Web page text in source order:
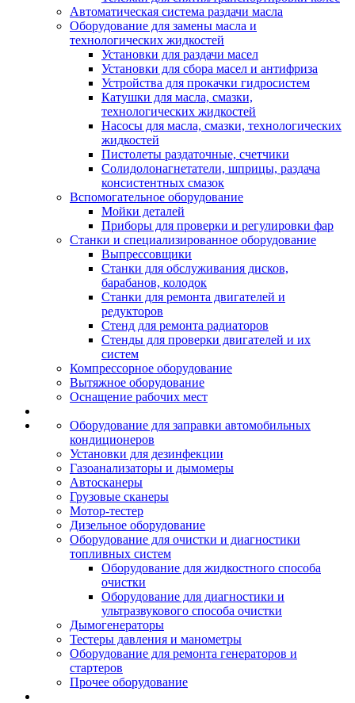
Автоматическая система раздачи масла
Оборудование для замены масла и
технологических жидкостей
Установки для раздачи масел
Установки для сбора масел и антифриза
Устройства для прокачки гидросистем
Катушки для масла, смазки,
технологических жидкостей
Насосы для масла, смазки, технологических
жидкостей
Пистолеты раздаточные, счетчики
Солидолонагнетатели, шприцы, раздача
консистентных смазок
Вспомогательное оборудование
Мойки деталей
Приборы для проверки и регулировки фар
Станки и специализированное оборудование
Выпрессовщики
Станки для обслуживания дисков,
барабанов, колодок
Станки для ремонта двигателей и
редукторов
Стенд для ремонта радиаторов
Стенды для проверки двигателей и их
систем
Компрессорное оборудование
Вытяжное оборудование
Оснащение рабочих мест
Оборудование для заправки автомобильных
кондиционеров
Установки для дезинфекции
Газоанализаторы и дымомеры
Автосканеры
Грузовые сканеры
Мотор-тестер
Дизельное оборудование
Оборудование для очистки и диагностики
топливных систем
Оборудование для жидкостного способа
очистки
Оборудование для диагностики и
ультразвукового способа очистки
Дымогенераторы
Тестеры давления и манометры
Оборудование для ремонта генераторов и
стартеров
Прочее оборудование